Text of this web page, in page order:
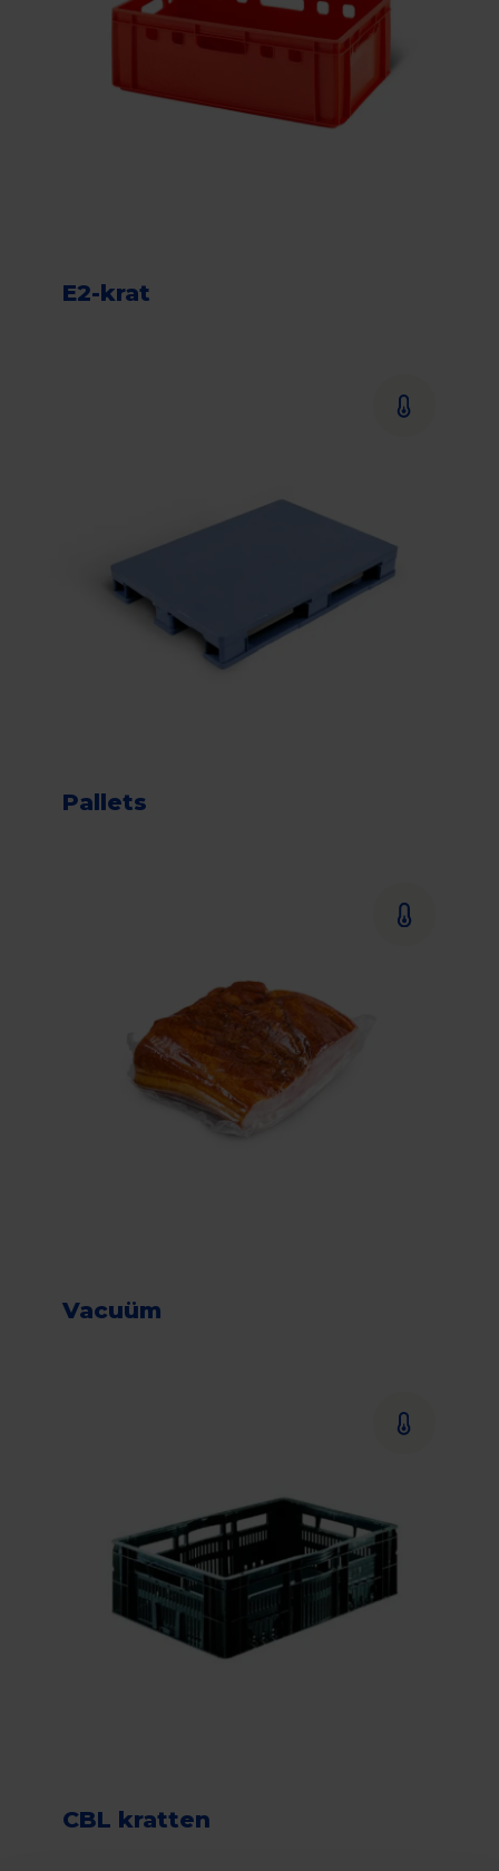
E2-krat
Pallets
Vacuüm
CBL kratten